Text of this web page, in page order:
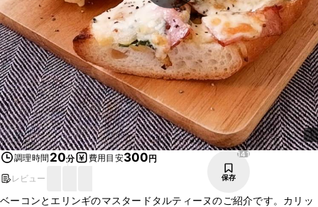
調理時間 20分 費用目安300円
レビュー
141
保存
ベーコンとエリンギのマスタードタルティーヌのご紹介です。カリッ